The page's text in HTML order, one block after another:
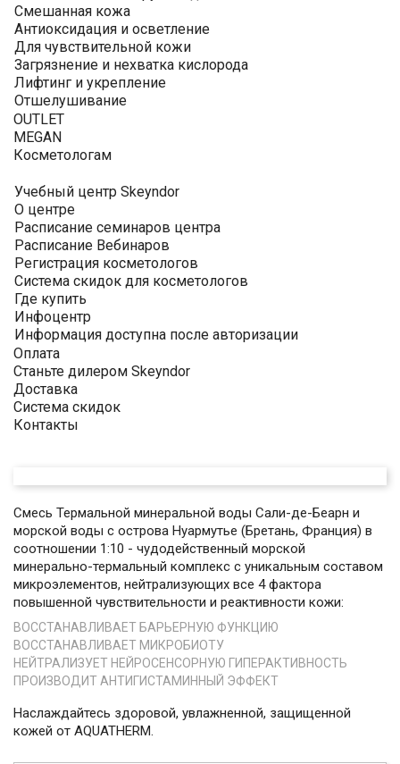
Смешанная кожа
Антиоксидация и осветление
Для чувствительной кожи
Загрязнение и нехватка кислорода
Лифтинг и укрепление
Отшелушивание
OUTLET
MEGAN
Косметологам
Учебный центр Skeyndor
О центре
Расписание семинаров центра
Расписание Вебинаров
Регистрация косметологов
Система скидок для косметологов
Где купить
Инфоцентр
Информация доступна после авторизации
Оплата
Станьте дилером Skeyndor
Доставка
Система скидок
Контакты
Смесь Термальной минеральной воды Сали-де-Беарн и
морской воды с острова Нуармутье (Бретань, Франция) в
соотношении 1:10 - чудодейственный морской
минерально-термальный комплекс с уникальным составом
микроэлементов, нейтрализующих все 4 фактора
повышенной чувствительности и реактивности кожи:
ВОССТАНАВЛИВАЕТ БАРЬЕРНУЮ ФУНКЦИЮ
ВОССТАНАВЛИВАЕТ МИКРОБИОТУ
НЕЙТРАЛИЗУЕТ НЕЙРОСЕНСОРНУЮ ГИПЕРАКТИВНОСТЬ
ПРОИЗВОДИТ АНТИГИСТАМИННЫЙ ЭФФЕКТ
Наслаждайтесь здоровой, увлажненной, защищенной
кожей от AQUATHERM.